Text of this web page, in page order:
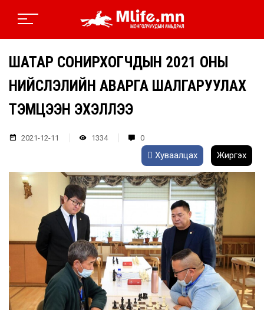
ШАТАР СОНИРХОГЧДЫН 2021 ОНЫ
НИЙСЛЭЛИЙН АВАРГА ШАЛГАРУУЛАХ
ТЭМЦЭЭН ЭХЭЛЛЭЭ
2021-12-11 1334 0
Хуваалцах Жиргэх